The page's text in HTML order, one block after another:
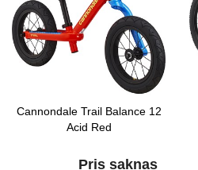
Cannondale Trail Balance 12
Acid Red
Pris saknas